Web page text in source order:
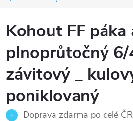
Kohout FF
plnoprůtočný
závitový _
poniklovaný
Doprava zdarma po celé ČR